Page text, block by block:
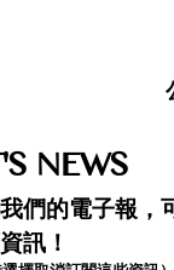
NEWS
們的電子報，
訊！